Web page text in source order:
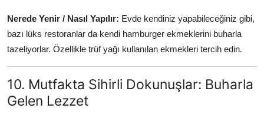
Nerede Yenir / Nasıl Yapılır: Evde kendiniz yapabileceğiniz gibi,
bazı lüks restoranlar da kendi hamburger ekmeklerini buharla
tazeliyorlar. Özellikle trüf yağı kullanılan ekmekleri tercih edin.
10. Mutfakta Sihirli Dokunuşlar: Buharla
Gelen Lezzet